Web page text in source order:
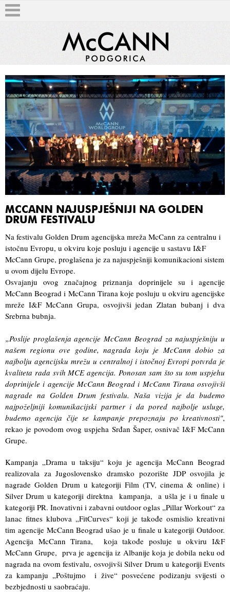
MCCANN NAJUSPJEŠNIJI NA GOLDEN
DRUM FESTIVALU
Na festivalu Golden Drum agencijska mreža McCann za centralnu i
istočnu Evropu, u okviru koje posluju i agencije u sastavu I&F
McCann Grupe, proglašena je za najuspješniji komunikacioni sistem
u ovom dijelu Evrope.
Osvajanju ovog značajnog priznanja doprinijele su i agencije
McCann Beograd i McCann Tirana koje posluju u okviru agencijske
mreže I&F McCann Grupa, osvojivši jedan Zlatan bubanj i dva
Srebrna bubnja.
„Poslije proglašenja agencije McCann Beograd za najuspješniju u
našem regionu ove godine, nagrada koju je McCann dobio za
najbolju agencijsku mrežu u centralnoj i istočnoj Evropi potvrda je
kvaliteta rada svih MCE agencija. Ponosan sam što su tom uspjehu
doprinijele i agencije McCann Beograd i McCann Tirana osvojivši
nagrade na Golden Drum festivalu. Naša vizija je da budemo
najpoželjniji komunikacijski partner i da pored najbolje usluge,
budemo agencija čije se kampanje prepoznaju po kreativnosti",
rekao je povodom ovog uspjeha Srđan Šaper, osnivač I&F McCann
Grupe.
Kampanja „Drama u taksiju“ koju je agencija McCann Beograd
realizovala za Jugoslovensko dramsko pozorište JDP osvojila je
nagrade Golden Drum u kategoriji Film (TV, cinema & online) i
Silver Drum u kategoriji direktna kampanja, a ušla je i u finale u
kategoriji PR. Inovativni i zabavni outdoor oglas „Pillar Workout“ za
lanac fitnes klubova „FitCurves“ koji je takođe osmislio kreativni
tim agencije McCann Beograd ušao je u finale u kategoriji Outdoor.
Agencija McCann Tirana, koja takođe posluje u okviru I&F
McCann Grupe, prva je agencija iz Albanije koja je dobila neku od
nagrada na ovom festivalu, osvojivši Silver Drum u kategoriji Events
za kampanju „Poštujmo i žive“ posvećene podizanju svijesti o
bezbjednosti u saobraćaju.